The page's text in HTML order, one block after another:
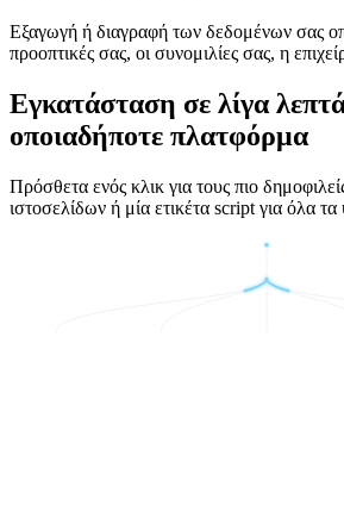
Εξαγωγή ή διαγραφή των δεδομένων σας
προοπτικές σας, οι συνομιλίες σας, η
Εγκατάσταση σε λίγα
οποιαδήποτε πλατφόρμα
Πρόσθετα ενός κλικ για τους πιο
ιστοσελίδων ή μία ετικέτα script για όλα τα